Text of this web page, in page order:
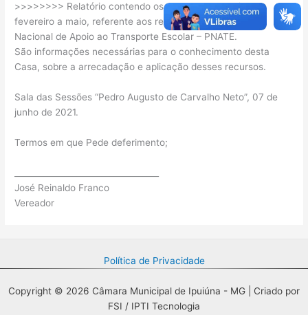
>>>>>>>> Relatório contendo os repasses mensais, de
fevereiro a maio, referente aos recursos do Programa
Nacional de Apoio ao Transporte Escolar – PNATE.
São informações necessárias para o conhecimento desta
Casa, sobre a arrecadação e aplicação desses recursos.
Sala das Sessões “Pedro Augusto de Carvalho Neto”, 07 de
junho de 2021.
Termos em que Pede deferimento;
José Reinaldo Franco
Vereador
Política de Privacidade
Copyright © 2026 Câmara Municipal de Ipuiúna - MG | Criado por
FSI / IPTI Tecnologia